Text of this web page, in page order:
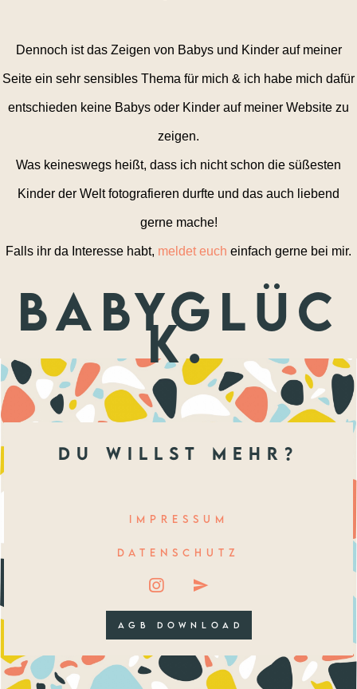
Dennoch ist das Zeigen von Babys und Kinder auf meiner
Seite ein sehr sensibles Thema für mich & ich habe mich dafür
entschieden keine Babys oder Kinder auf meiner Website zu
zeigen.
Was keineswegs heißt, dass ich nicht schon die süßesten
Kinder der Welt fotografieren durfte und das auch liebend
gerne mache!
Falls ihr da Interesse habt, meldet euch einfach gerne bei mir.
Babyglüc
k.
du willst mehr?
IMPRESSUM
DATENSCHUTZ
AGB DOWNLOAD